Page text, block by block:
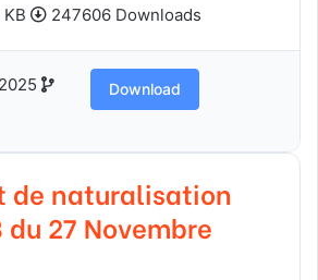
247606 Downloads
Download
de naturalisation
du 27 Novembre